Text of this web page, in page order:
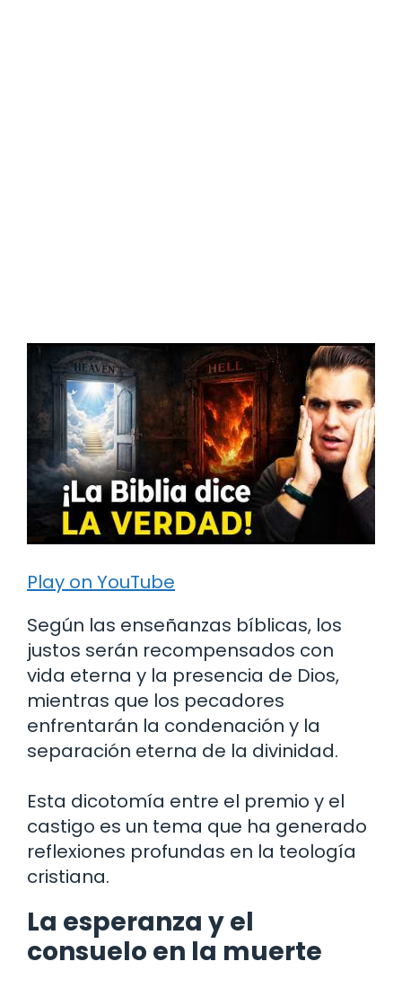
Play on YouTube
Según las enseñanzas bíblicas, los
justos serán recompensados con
vida eterna y la presencia de Dios,
mientras que los pecadores
enfrentarán la condenación y la
separación eterna de la divinidad.
Esta dicotomía entre el premio y el
castigo es un tema que ha generado
reflexiones profundas en la teología
cristiana.
La esperanza y el
consuelo en la muerte